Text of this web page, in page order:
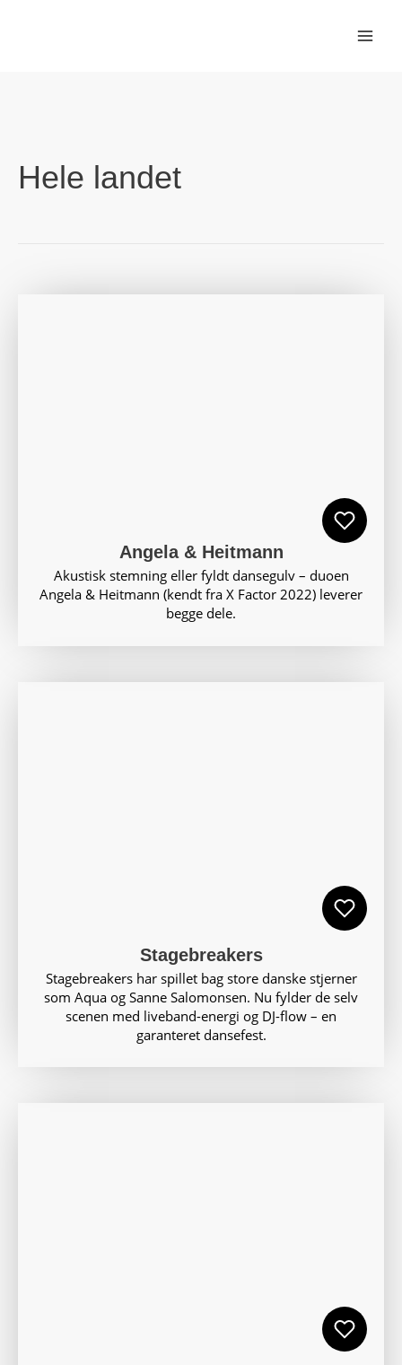
Hele landet
Angela & Heitmann
Akustisk stemning eller fyldt dansegulv – duoen
Angela & Heitmann (kendt fra X Factor 2022) leverer
begge dele.
Stagebreakers
Stagebreakers har spillet bag store danske stjerner
som Aqua og Sanne Salomonsen. Nu fylder de selv
scenen med liveband-energi og DJ-flow – en
garanteret dansefest.